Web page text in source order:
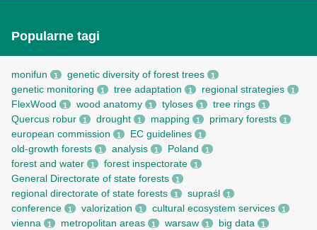
Popularne tagi
monifun 1 genetic diversity of forest trees 1
genetic monitoring 1 tree adaptation 1 regional strategies 1
FlexWood 1 wood anatomy 1 tyloses 1 tree rings 1
Quercus robur 1 drought 1 mapping 1 primary forests 1
european commission 1 EC guidelines 1
old-growth forests 1 analysis 1 Poland 1
forest and water 1 forest inspectorate 1
General Directorate of state forests 1
regional directorate of state forests 1 supraśl 1
conference 1 valorization 1 cultural ecosystem services 1
vienna 1 metropolitan areas 1 warsaw 1 big data 1